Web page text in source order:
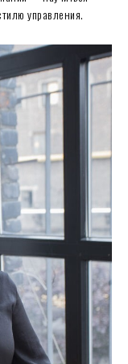
управления.